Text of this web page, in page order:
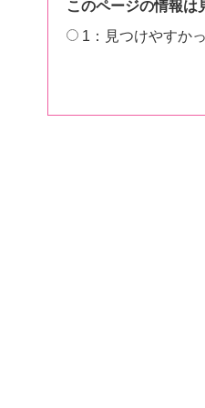
このページの情報は
1：見つけやすか